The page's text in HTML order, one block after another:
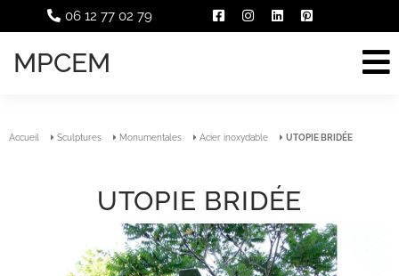
06 12 77 02 79
MPCEM
Accueil Sculptures Monumentales Acier inoxydable UTOPIE BRIDÉE
UTOPIE BRIDÉE